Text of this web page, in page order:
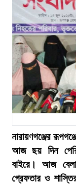
নারায়ণগঞ্জের
আজ ছয় দিন
বাইরে। আজ
গ্রেফতার ও